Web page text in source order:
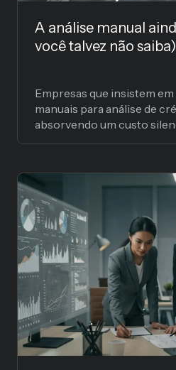
A análise manual
você talvez não saiba)
Empresas que insistem
manuais para análise de
absorvendo um custo
devastador — para a
4 min. de leitura